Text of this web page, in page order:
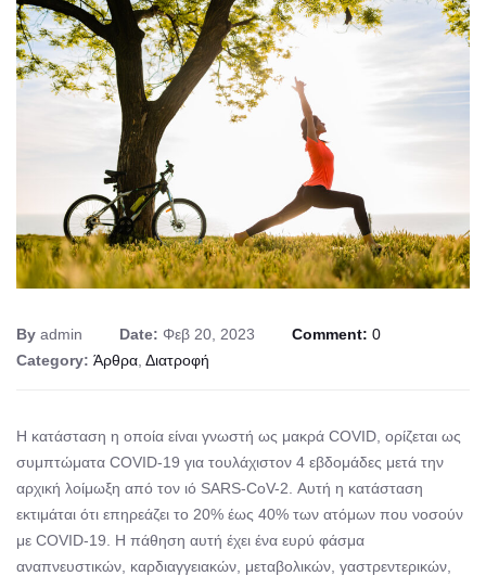
By admin Date: Φεβ 20, 2023 Comment: 0
Category: Άρθρα Διατροφή
Η κατάσταση η οποία είναι γνωστή ως μακρά COVID, ορίζεται ως
συμπτώματα COVID-19 για τουλάχιστον 4 εβδομάδες μετά την
αρχική λοίμωξη από τον ιό SARS-CoV-2. Αυτή η κατάσταση
εκτιμάται ότι επηρεάζει το 20% έως 40% των ατόμων που νοσούν
με COVID-19. Η πάθηση αυτή έχει ένα ευρύ φάσμα
αναπνευστικών, καρδιαγγειακών, μεταβολικών, γαστρεντερικών,